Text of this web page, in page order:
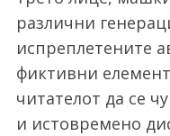
различни
испреплетените
фиктивни
читателот да се
и истовремено